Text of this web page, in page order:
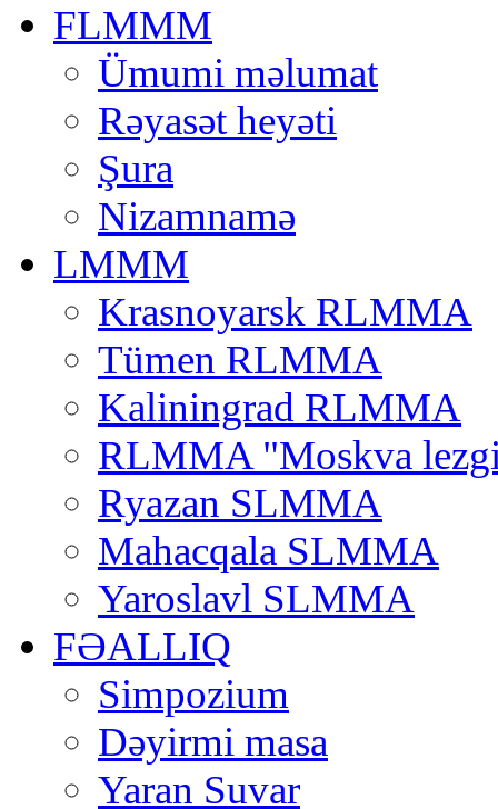
FLMMM
Ümumi məlumat
Rəyasət heyəti
Şura
Nizamnamə
LMMM
Krasnoyarsk RLMMA
Tümen RLMMA
Kaliningrad RLMMA
RLMMA "Moskva
Ryazan SLMMA
Mahacqala SLMMA
Yaroslavl SLMMA
FƏALLIQ
Simpozium
Dəyirmi masa
Yaran Suvar